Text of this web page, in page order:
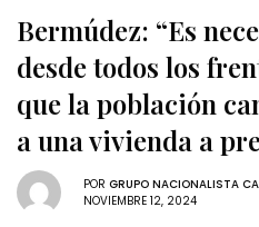
Bermúdez: “Es
desde todos los
que la población
a una vivienda a
POR GRUPO NACIONALISTA
NOVIEMBRE 12, 2024